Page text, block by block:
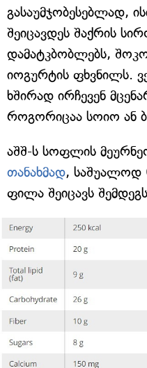
გასაუმჯობესებლად,
შეიცავდეს შაქრის
დამატკბობლებს,
იოგურტის ფხვნილს.
ხშირად ირჩევენ
როგორიცაა სოიო ან
აშშ-ს სოფლის
თანახმად, საშუალოდ
ფილა შეიცავს